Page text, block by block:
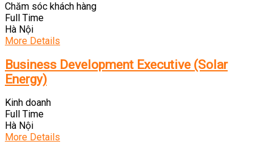
Chăm sóc khách hàng
Full Time
Hà Nội
More Details
Business Development Executive (Solar
Energy)
Kinh doanh
Full Time
Hà Nội
More Details